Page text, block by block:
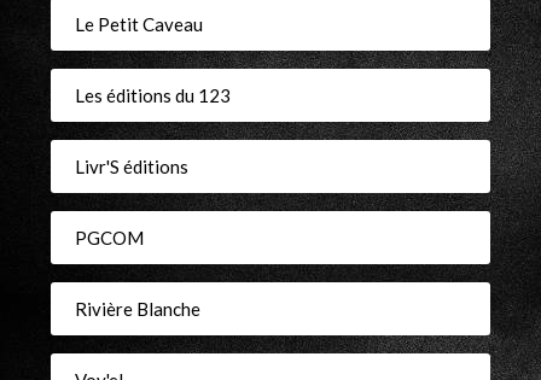
Le Petit Caveau
Les éditions du 123
Livr'S éditions
PGCOM
Rivière Blanche